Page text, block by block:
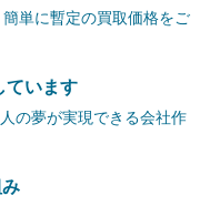
単に暫定の買取価格をご
ています
の夢が実現できる会社作